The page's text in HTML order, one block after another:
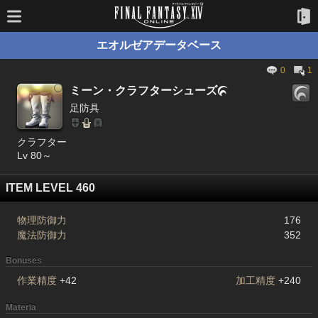
エオルゼアデータベース
0 1
ミーン・クラフターシューズ
足防具
クラフター
Lv 80～
ITEM LEVEL 460
物理防御力
176
魔法防御力
352
Bonuses
作業精度 +42 加工精度 +240
Materia